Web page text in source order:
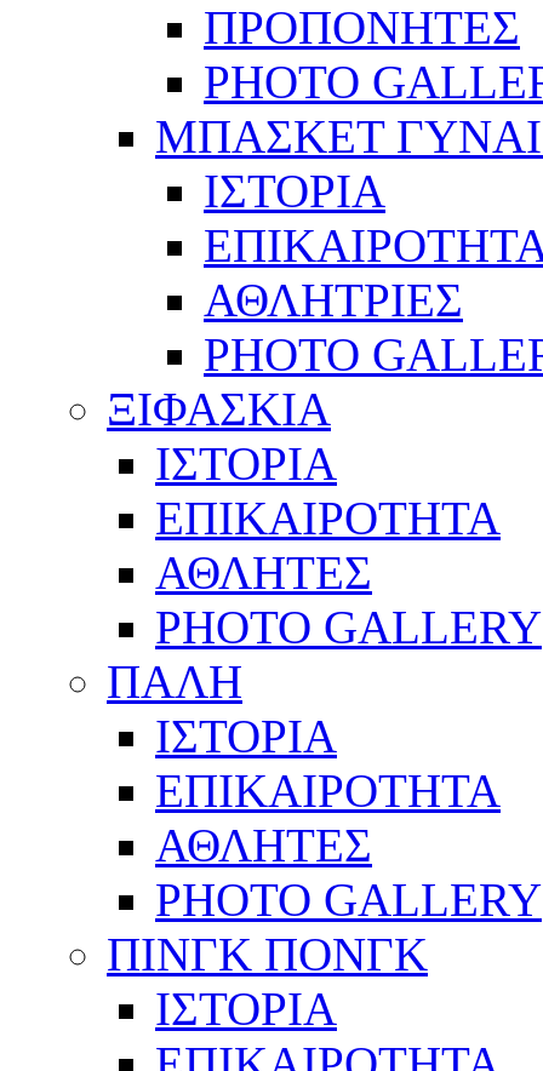
ΠΡΟΠΟΝΗΤΕΣ
PHOTO
ΜΠΑΣΚΕΤ
ΙΣΤΟΡΙΑ
ΑΘΛΗΤΡΙΕΣ
PHOTO
ΞΙΦΑΣΚΙΑ
ΙΣΤΟΡΙΑ
ΕΠΙΚΑΙΡΟΤΗΤΑ
ΑΘΛΗΤΕΣ
PHOTO GALLERY
ΠΑΛΗ
ΙΣΤΟΡΙΑ
ΕΠΙΚΑΙΡΟΤΗΤΑ
ΑΘΛΗΤΕΣ
PHOTO GALLERY
ΠΙΝΓΚ ΠΟΝΓΚ
ΙΣΤΟΡΙΑ